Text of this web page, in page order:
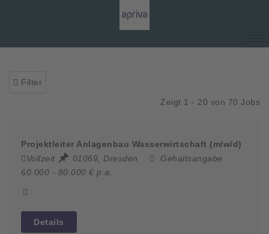
Filter
Zeigt 1 - 20 von 70 Jobs
Projektleiter Anlagenbau Wasserwirtschaft (m/w/d)
Vollzeit
01069, Dresden
Gehaltsangabe:
60.000 - 80.000 € p.a.
Details